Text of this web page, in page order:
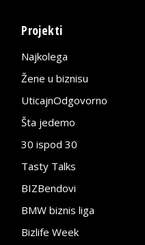
Projekti
Najkolega
Žene u biznisu
UticajnOdgovorno
Šta jedemo
30 ispod 30
Tasty Talks
BIZBendovi
BMW biznis liga
Bizlife Week